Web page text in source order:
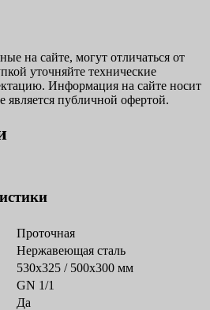
на сайте, могут отличаться от
уточняйте технические
Информация на сайте носит
является публичной офертой.
Проточная
Нержавеющая сталь
530x325 / 500x300 мм
GN 1/1
Да